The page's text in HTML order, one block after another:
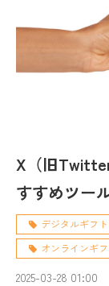
X（旧
すすめツー
介
デジタルギフト
オンラインギ
2025-03-28 01:00